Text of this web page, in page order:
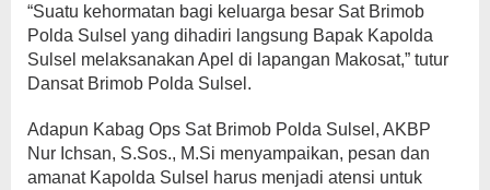
“Suatu kehormatan bagi keluarga besar Sat Brimob
Polda Sulsel yang dihadiri langsung Bapak Kapolda
Sulsel melaksanakan Apel di lapangan Makosat,” tutur
Dansat Brimob Polda Sulsel.
Adapun Kabag Ops Sat Brimob Polda Sulsel, AKBP
Nur Ichsan, S.Sos., M.Si menyampaikan, pesan dan
amanat Kapolda Sulsel harus menjadi atensi untuk